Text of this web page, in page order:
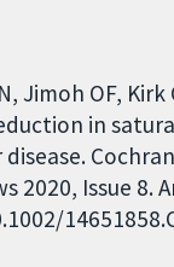
Jimoh OF, Kirk
in
2020, Issue 8.